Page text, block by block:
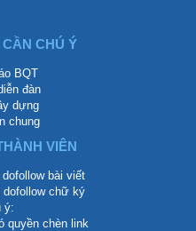
CHÚ Ý
BQT
đàn
dựng
chung
VIÊN
bài viết
chữ ký
ý:
quyền chèn link